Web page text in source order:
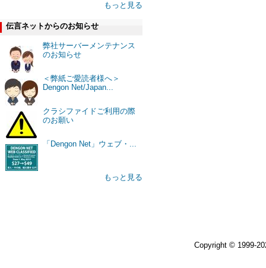
もっと見る
伝言ネットからのお知らせ
弊社サーバーメンテナンス
のお知らせ
＜弊紙ご愛読者様へ＞
Dengon Net/Japan...
クラシファイドご利用の際
のお願い
「Dengon Net」ウェブ・...
もっと見る
Copyright © 1999-